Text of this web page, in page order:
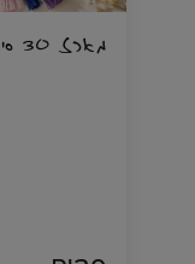
מארז 30 סימניות חיות לצביעה